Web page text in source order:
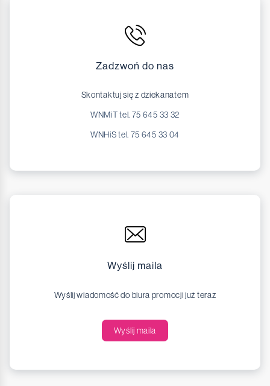
Zadzwoń do nas
Skontaktuj się z dziekanatem
WNMiT tel. 75 645 33 32
WNHiS tel. 75 645 33 04
Wyślij maila
Wyślij wiadomość do biura promocji już teraz
Wyślij maila